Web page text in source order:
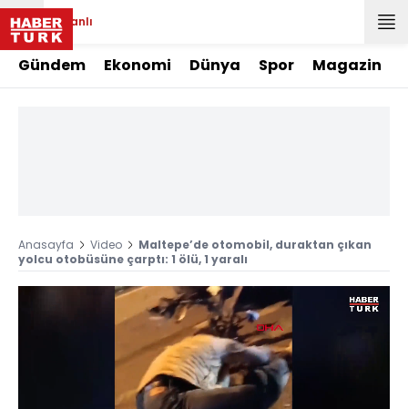
Canlı
Gündem Ekonomi Dünya Spor Magazin
Anasayfa Video
Maltepe’de otomobil, duraktan çıkan
yolcu otobüsüne çarptı: 1 ölü, 1 yaralı